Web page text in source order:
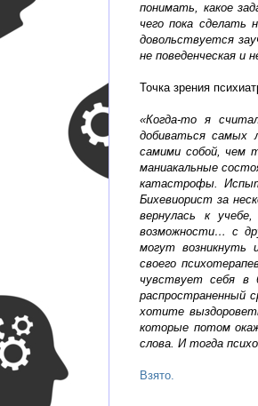
понимать, какое
чего пока сделать
довольствуется
не поведенческая и
Точка зрения
«Когда-то я
добиваться самых
самими собой, чем
маниакальные
катастрофы.
Бихевиорист за
вернулась к
возможности… с
могут возникнуть
своего
чувствует себя в
распространенный
хотите
которые потом
слова. И тогда
Взято.